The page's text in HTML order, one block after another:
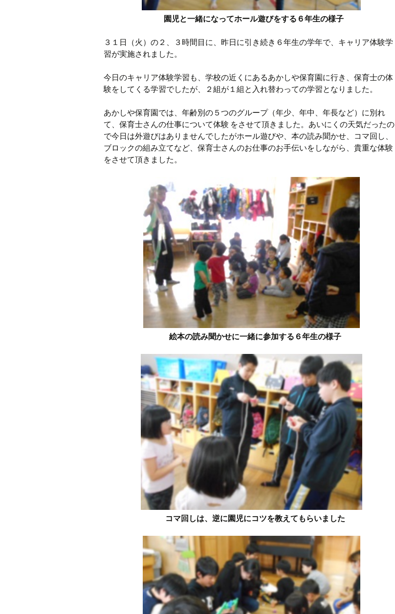
園児と一緒になってホール遊びをする６年生の様子
３１日（火）の２、３時間目に、昨日に引き続き６年生の学年で、キャリア体験学
習が実施されました。
今日のキャリア体験学習も、学校の近くにあるあかしや保育園に行き、保育士の体
験をしてくる学習でしたが、２組が１組と入れ替わっての学習となりました。
あかしや保育園では、年齢別の５つのグループ（年少、年中、年長など）に別れ
て、保育士さんの仕事について体験 をさせて頂きました。あいにくの天気だったの
で今日は外遊びはありませんでしたがホール遊びや、本の読み聞かせ、コマ回し、
ブロックの組み立てなど、保育士さんのお仕事のお手伝いをしながら、貴重な体験
をさせて頂きました。
絵本の読み聞かせに一緒に参加する６年生の様子
コマ回しは、逆に園児にコツを教えてもらいました